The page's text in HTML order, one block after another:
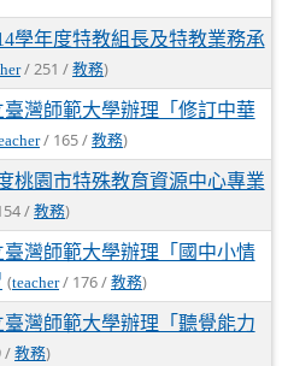
學年度特教組長及特教業務承
/ 251 / 教務)
臺灣師範大學辦理「修訂中華
/ 165 / 教務)
桃園市特殊教育資源中心專業
/ 教務)
臺灣師範大學辦理「國中小情
(teacher/ 176 / 教務)
灣師範大學辦理「聽覺能力
/ 教務)